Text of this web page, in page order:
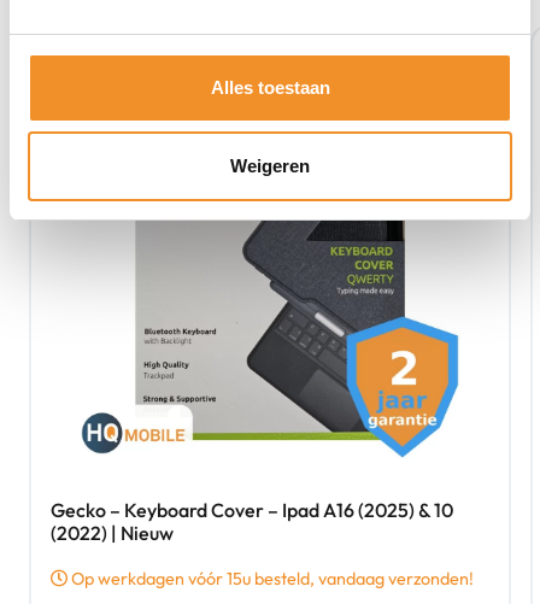
Alles toestaan
Weigeren
Gecko – Keyboard Cover – Ipad A16 (2025) & 10
(2022) | Nieuw
Op werkdagen vóór 15u besteld, vandaag verzonden!
Nieuw